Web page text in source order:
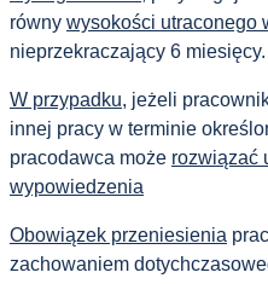
równy wysokości utraconego
nieprzekraczający 6 miesięcy.
W przypadku, jeżeli
innej pracy w terminie
pracodawca może rozwiązać
wypowiedzenia
Obowiązek przeniesienia
zachowaniem